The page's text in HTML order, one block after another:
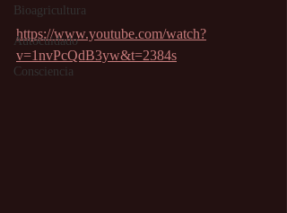
Bioagricultura
Autocuidado
Consciencia
https://www.youtube.com/watch?
v=1nvPcQdB3yw&t=2384s